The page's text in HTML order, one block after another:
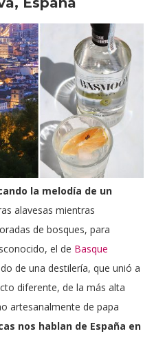
la melodía de un
alavesas mientras
de bosques, para
el de Basque
de una destilería, que unió a
diferente, de la más alta
artesanalmente de papa
nos hablan de España en